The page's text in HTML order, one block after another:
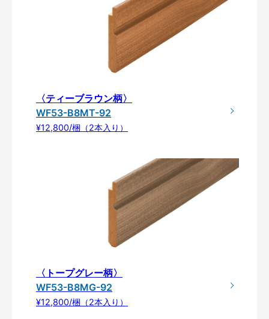
〈ティーブラウン柄〉
WF53-B8MT-92
¥12,800/梱（2本入り）
〈トープグレー柄〉
WF53-B8MG-92
¥12,800/梱（2本入り）